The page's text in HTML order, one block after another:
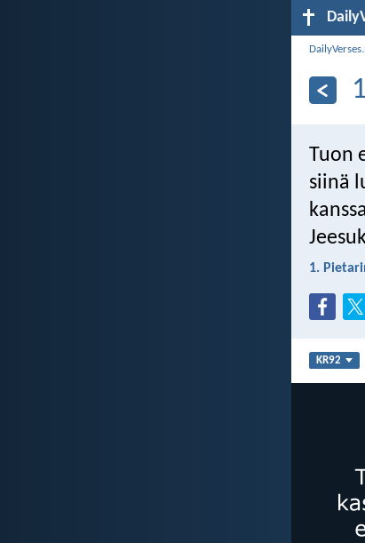
Tuon
siinä
1.
KR92